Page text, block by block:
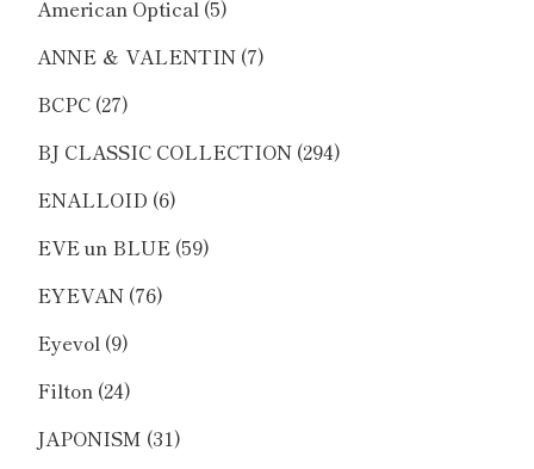
American Optical (5)
ANNE ＆ VALENTIN (7)
BCPC (27)
BJ CLASSIC COLLECTION (294)
ENALLOID (6)
EVE un BLUE (59)
EYEVAN (76)
Eyevol (9)
Filton (24)
JAPONISM (31)